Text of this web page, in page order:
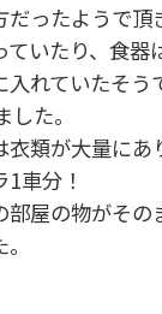
だったようで頂
いたり、食器
入れていたそう
た。
衣類が大量にあ
車分！
屋の物がその